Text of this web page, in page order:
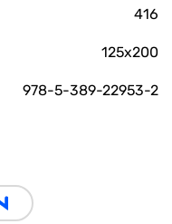
416
125х200
978-5-389-22953-2